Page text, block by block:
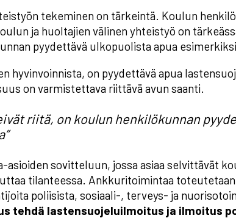
tekeminen on tärkeintä. Koulun
ja huoltajien välinen yhteistyö on
pyydettävä ulkopuolista apua
hyvinvoinnista, on pyydettävä apua
on varmistettava riittävä avun saanti.
riitä, on koulun henkilökunnan
asioiden sovitteluun, jossa asiaa selvittävät
tilanteessa. Ankkuritoimintaa
poliisista, sosiaali-, terveys- ja
tehdä lastensuojeluilmoitus ja ilmoitus